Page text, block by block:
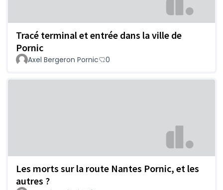
Tracé terminal et entrée dans la ville de
Pornic
Axel Bergeron Pornic 0
Les morts sur la route Nantes Pornic, et les
autres ?